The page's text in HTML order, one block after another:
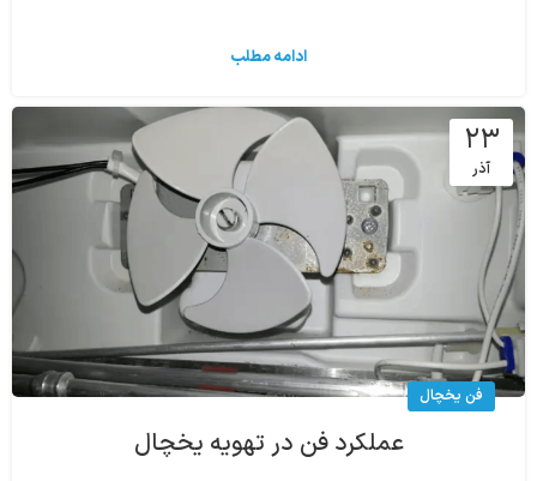
ادامه مطلب
۲۳
آذر
فن یخچال
عملکرد فن در تهویه یخچال